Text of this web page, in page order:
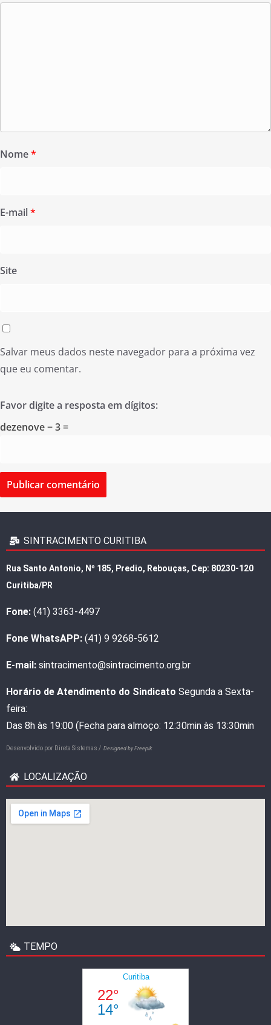
Nome*
E-mail*
Site
Salvar meus dados neste navegador para a próxima vez
que eu comentar.
Favor digite a resposta em dígitos:
dezenove − 3 =
SINTRACIMENTO CURITIBA
Rua Santo Antonio, Nº 185, Predio, Rebouças, Cep: 80230-120
Curitiba/PR
Fone: (41) 3363-4497
Fone WhatsAPP: (41) 9 9268-5612
E-mail: sintracimento@sintracimento.org.br
Horário de Atendimento do Sindicato Segunda a Sexta-
feira:
Das 8h às 19:00 (Fecha para almoço: 12:30min às 13:30min
Desenvolvido por Direta Sistemas / Designed by Freepik
LOCALIZAÇÃO
TEMPO